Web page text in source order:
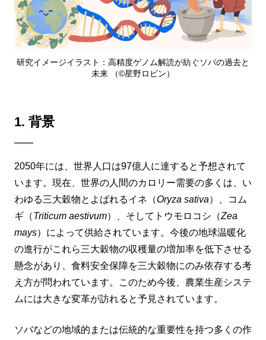
研究イメージイラスト：高精度ゲノム解読が紡ぐソバの過去と
未来 （©️星野ロビン）
1. 背景
2050年には、世界人口は97億人に達すると予想されて
います。現在、世界の人間のカロリー需要の多くは、い
わゆる三大穀物とよばれるイネ（Oryza sativa）、コム
ギ（Triticum aestivum）、そしてトウモロコシ（Zea
mays）によって供給されています。今後の地球温暖化
の進行がこれら三大穀物の収穫量の増加率を低下させる
懸念があり、食料安全保障を三大穀物にのみ依存する考
え方が問われています。このため今後、農業生産システ
ムには大きな変革が訪れると予見されています。
ソバなどの地域的または伝統的な重要性を持つ多くの作